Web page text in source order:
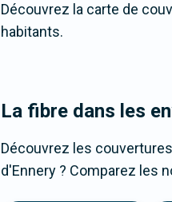
Découvrez la carte de
habitants.
La fibre dans les
Découvrez les
d'Ennery ? Comparez les